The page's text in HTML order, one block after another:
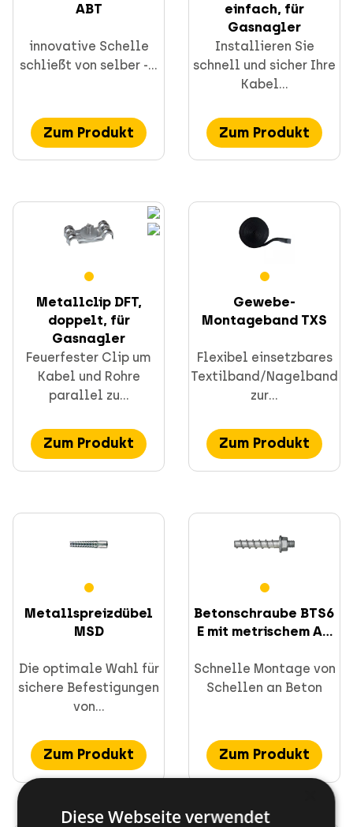
ABT
innovative Schelle
schließt von selber -...
Zum Produkt
einfach, für
Gasnagler
Installieren Sie
schnell und sicher Ihre
Kabel...
Zum Produkt
Metallclip DFT,
doppelt, für
Gasnagler
Feuerfester Clip um
Kabel und Rohre
parallel zu...
Zum Produkt
Gewebe-
Montageband TXS
Flexibel einsetzbares
Textilband/Nagelband
zur...
Zum Produkt
Metallspreizdübel
MSD
Die optimale Wahl für
sichere Befestigungen
von...
Zum Produkt
Betonschraube BTS6
E mit metrischem A...
Schnelle Montage von
Schellen an Beton
Zum Produkt
Diese Webseite verwendet